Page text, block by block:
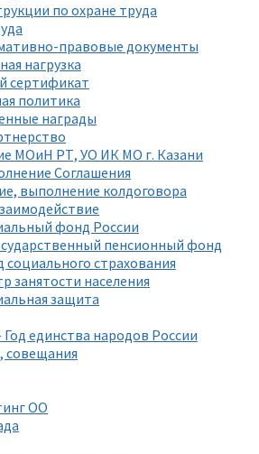
по охране труда
правовые документы
нагрузка
сертификат
политика
награды
МОиН РТ, УО ИК МО г. Казани
Соглашения
выполнение колдоговора
фонд России
пенсионный фонд
социального страхования
занятости населения
защита
Год единства народов России
совещания
ОО